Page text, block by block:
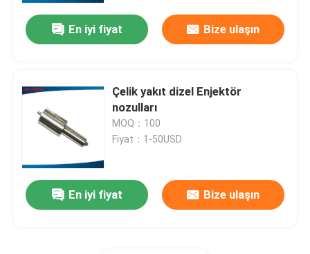
En iyi fiyat Bize ulaşın
Çelik yakıt dizel Enjektör
nozulları
MOQ：100
Fiyat：1-50USD
En iyi fiyat Bize ulaşın